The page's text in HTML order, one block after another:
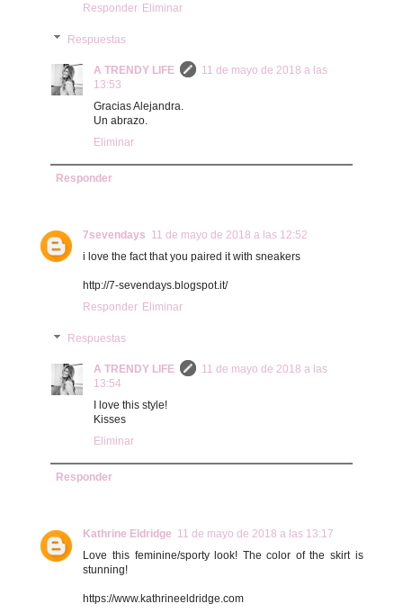
Responder Eliminar
Respuestas
A TRENDY LIFE
11 de mayo de 2018 a las
13:53
Gracias Alejandra.
Un abrazo.
Eliminar
Responder
7sevendays 11 de mayo de 2018 a las 12:52
i love the fact that you paired it with sneakers
http://7-sevendays.blogspot.it/
Responder Eliminar
Respuestas
A TRENDY LIFE
11 de mayo de 2018 a las
13:54
I love this style!
Kisses
Eliminar
Responder
Kathrine Eldridge 11 de mayo de 2018 a las 13:17
Love this feminine/sporty look! The color of the skirt is
stunning!
https://www.kathrineeldridge.com